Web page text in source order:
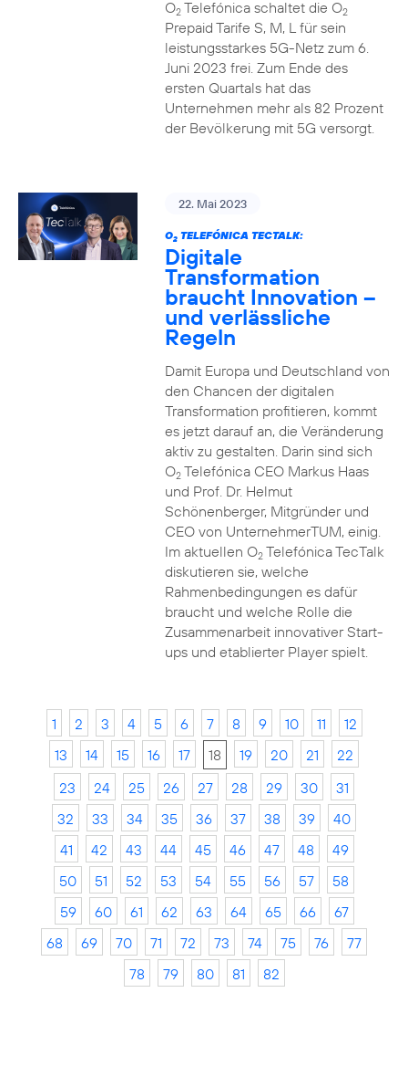
O2Telefónica schaltet die O2
Prepaid Tarife S, M, L für sein
leistungsstarkes 5G-Netz zum 6.
Juni 2023 frei. Zum Ende des
ersten Quartals hat das
Unternehmen mehr als 82 Prozent
der Bevölkerung mit 5G versorgt.
22. Mai 2023
O2TELEFÓNICA TECTALK:
Digitale
Transformation
braucht Innovation –
und verlässliche
Regeln
Damit Europa und Deutschland von
den Chancen der digitalen
Transformation profitieren, kommt
es jetzt darauf an, die Veränderung
aktiv zu gestalten. Darin sind sich
O2Telefónica CEO Markus Haas
und Prof. Dr. Helmut
Schönenberger, Mitgründer und
CEO von UnternehmerTUM, einig.
Im aktuellen O2Telefónica TecTalk
diskutieren sie, welche
Rahmenbedingungen es dafür
braucht und welche Rolle die
Zusammenarbeit innovativer Start-
ups und etablierter Player spielt.
1 2 3 4 5 6 7 8 9 10 11
12
13
14 15 16 17 18 19 20 21
22
23
24 25 26 27 28 29 30
31
32
33 34 35 36 37 38 39
40
41
42 43 44 45 46 47 48
49
50
51 52 53 54 55 56 57
58
59
60 61 62 63 64 65 66
67
68
69 70 71 72 73 74 75 76
77
78
79 80 81 82